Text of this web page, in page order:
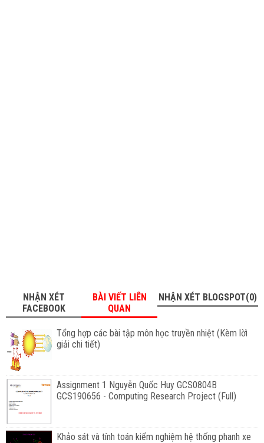
NHẬN XÉT
FACEBOOK
BÀI VIẾT LIÊN
QUAN
NHẬN XÉT BLOGSPOT(0)
Tổng hợp các bài tập môn học truyền nhiệt (Kèm lờì
giải chi tiết)
Assignment 1 Nguyễn Quốc Huy GCS0804B
GCS190656 - Computing Research Project (Full)
Khảo sát và tính toán kiểm nghiệm hệ thống phanh xe